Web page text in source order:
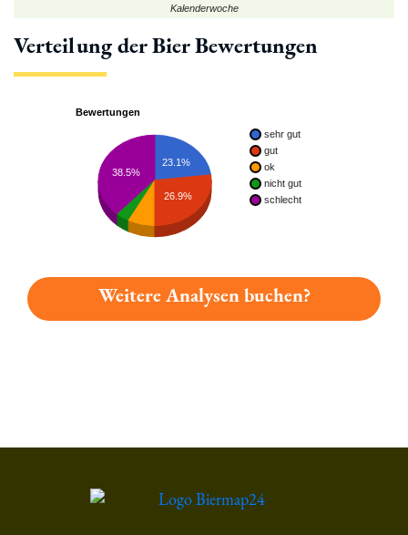
Kalenderwoche
Verteilung der Bier Bewertungen
Bewertungen
sehr gut
gut
ok
nicht gut
schlecht
23.1%
38.5%
26.9%
Weitere Analysen buchen?